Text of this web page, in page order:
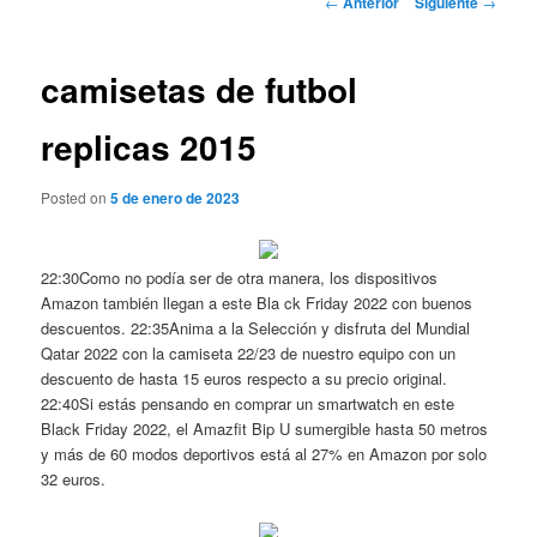
camisetas de futbol
replicas 2015
Posted on5 de enero de 2023
22:30Como no podía ser de otra manera, los dispositivos
Amazon también llegan a este Bla ck Friday 2022 con buenos
descuentos. 22:35Anima a la Selección y disfruta del Mundial
Qatar 2022 con la camiseta 22/23 de nuestro equipo con un
descuento de hasta 15 euros respecto a su precio original.
22:40Si estás pensando en comprar un smartwatch en este
Black Friday 2022, el Amazfit Bip U sumergible hasta 50 metros
y más de 60 modos deportivos está al 27% en Amazon por solo
32 euros.